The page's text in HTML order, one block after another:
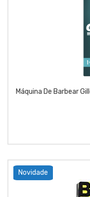
Máquina De Barbear
Novidade